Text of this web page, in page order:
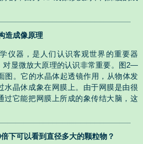
造成像原理
仪器，是人们认识客观世界的重要器
对显微放大原理的认识非常重要。图2—
图。它的水晶体起透镜作用，从物体发
水晶休成象在网膜上。由于网膜是由很
过它能把网膜上所成的象传结大脑，这
下可以看到直径多大的颗粒物？